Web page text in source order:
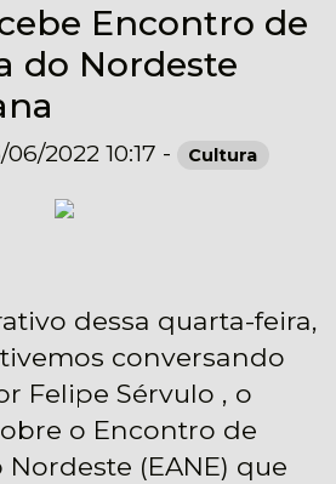
Encontro de
do Nordeste
2022 10:17 - Cultura
dessa quarta-feira,
conversando
Felipe Sérvulo , o
o Encontro de
(EANE) que